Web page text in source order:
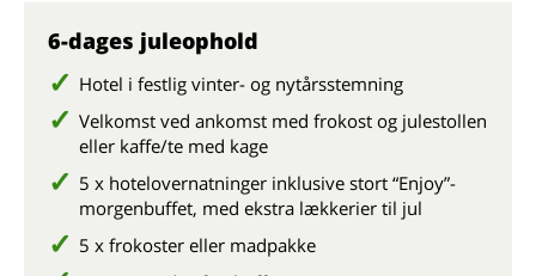
6-dages juleophold
Hotel i festlig vinter- og nytårsstemning
Velkomst ved ankomst med frokost og julestollen
eller kaffe/te med kage
5 x hotelovernatninger inklusive stort “Enjoy”-
morgenbuffet, med ekstra lækkerier til jul
5 x frokoster eller madpakke